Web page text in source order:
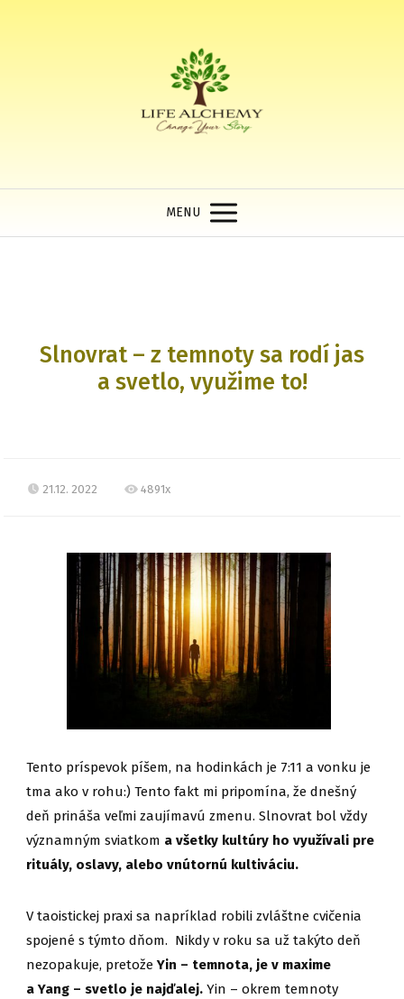
MENU
Slnovrat – z temnoty sa rodí jas
a svetlo, využime to!
21.12. 2022 4891x
Tento príspevok píšem, na hodinkách je 7:11 a vonku je
tma ako v rohu:) Tento fakt mi pripomína, že dnešný
deň prináša veľmi zaujímavú zmenu. Slnovrat bol vždy
významným sviatkom a všetky kultúry ho využívali pre
rituály, oslavy, alebo vnútornú kultiváciu.
V taoistickej praxi sa napríklad robili zvláštne cvičenia
spojené s týmto dňom. Nikdy v roku sa už takýto deň
nezopakuje, pretožeYin – temnota, je v maxime
a Yang – svetlo je najďalej. Yin – okrem temnoty